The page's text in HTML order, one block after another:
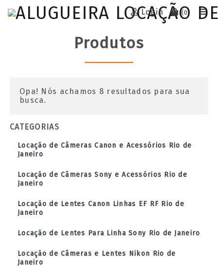
Login (0)
Produtos
Opa! Nós achamos 8 resultados para sua
busca.
CATEGORIAS
Locação de Câmeras Canon e Acessórios Rio de
Janeiro
Locação de Câmeras Sony e Acessórios Rio de
Janeiro
Locação de Lentes Canon Linhas EF RF Rio de
Janeiro
Locação de Lentes Para Linha Sony Rio de Janeiro
Locação de Câmeras e Lentes Nikon Rio de
Janeiro